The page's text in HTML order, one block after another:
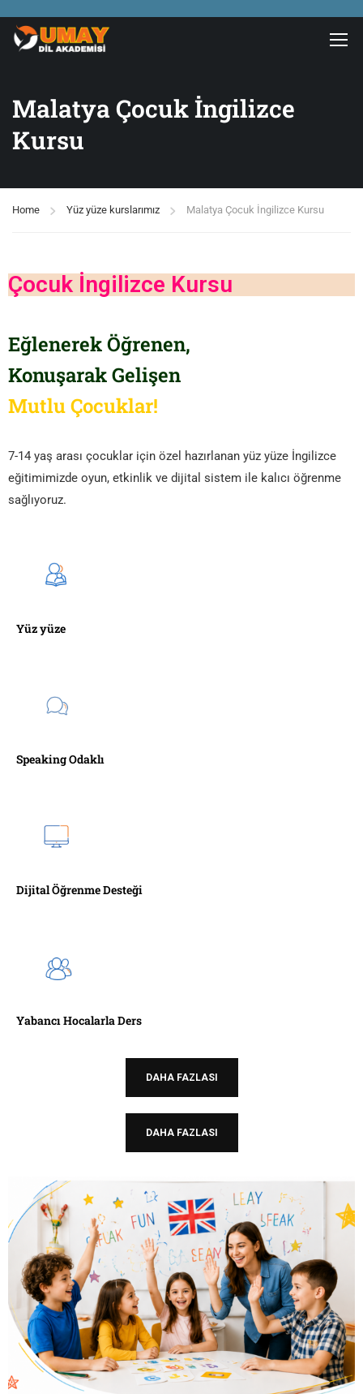
Malatya Çocuk İngilizce
Kursu
Home Yüz yüze kurslarımız Malatya Çocuk İngilizce Kursu
Çocuk İngilizce Kursu
Eğlenerek Öğrenen,
Konuşarak Gelişen
Mutlu Çocuklar!
7-14 yaş arası çocuklar için özel hazırlanan yüz yüze İngilizce
eğitimimizde oyun, etkinlik ve dijital sistem ile kalıcı öğrenme
sağlıyoruz.
Yüz yüze
Speaking Odaklı
Dijital Öğrenme Desteği
Yabancı Hocalarla Ders
DAHA FAZLASI
DAHA FAZLASI